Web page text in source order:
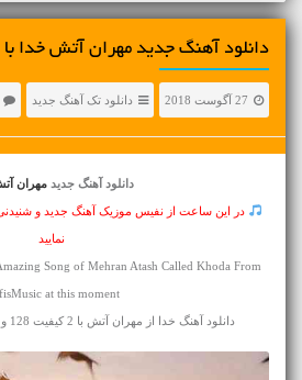
دانلود آهنگ جديد مهران آتش خدا با 2 کیفیت و متن آهنگ
27 آگوست 2018 دانلود تک آهنگ جدید
دانلود آهنگ جدید مهران
در این ساعت از نفیس موزیک آهنگ جدید و
نمایید
Song of Mehran Atash Called Khoda From
at this moment
دانلود آهنگ خدا از مهران آتش با 2 کیفیت 128 و 320 همراه با متن آهنگ